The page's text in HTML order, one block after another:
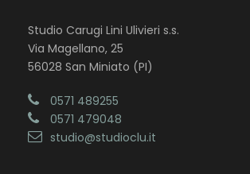
Studio Carugi Lini Ulivieri s.s.
Via Magellano, 25
56028 San Miniato (PI)
0571 489255
0571 479048
studio@studioclu.it